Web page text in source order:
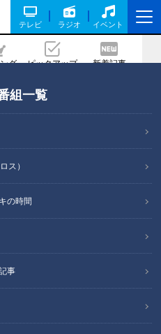
テレビ ラジオ イベント
グ ピックアップ 新着記事
組一覧
ス）
の時間
事
残す歴史の足跡と